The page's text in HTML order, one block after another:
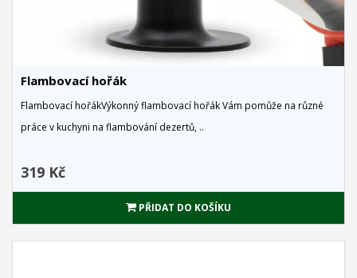
Flambovací hořák
Flambovací hořákVýkonný flambovací hořák Vám pomůže na různé
práce v kuchyni na flambování dezertů, ..
319 Kč
PŘIDAT DO KOŠÍKU